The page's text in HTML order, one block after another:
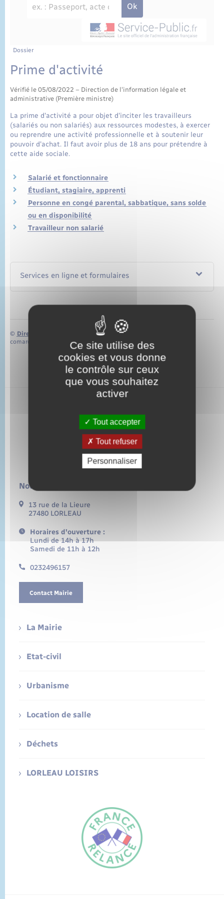
État civil
Cimetière communal
Dossier
Prime d'activité
Vérifié le 05/08/2022 – Direction de l'information légale et
administrative (Première ministre)
La prime d'activité a pour objet d'inciter les travailleurs
(salariés ou non salariés) aux ressources modestes, à exercer
ou reprendre une activité professionnelle et à soutenir leur
pouvoir d'achat. Il faut avoir plus de 18 ans pour prétendre à
cette aide sociale.
Salarié et fonctionnaire
Étudiant, stagiaire, apprenti
Personne en congé parental, sabbatique, sans solde
ou en disponibilité
Travailleur non salarié
Services en ligne et formulaires
© Direction de l’information légale et administrative
comarquage developpé par baseo.io
Nous contacter :
13 rue de la Lieure
27480 LORLEAU
Horaires d'ouverture :
Lundi de 14h à 17h
Samedi de 11h à 12h
0232496157
Contact Mairie
La Mairie
Etat-civil
Urbanisme
Location de salle
Déchets
LORLEAU LOISIRS
Ce site utilise des
cookies et vous donne
le contrôle sur ceux
que vous souhaitez
activer
Tout accepter
Tout refuser
Personnaliser